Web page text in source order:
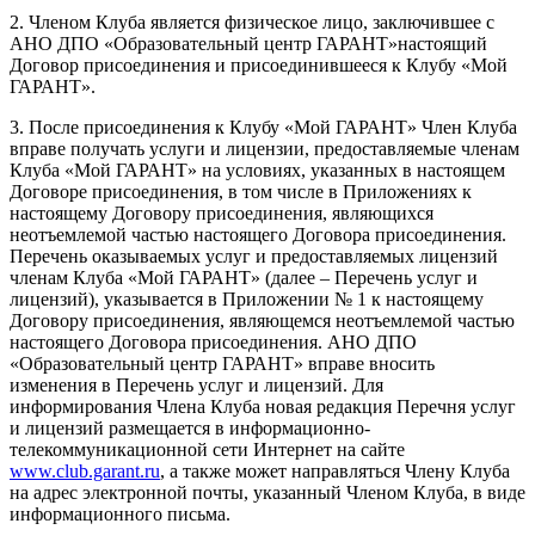
2. Членом Клуба является физическое лицо, заключившее с
АНО ДПО «Образовательный центр ГАРАНТ»настоящий
Договор присоединения и присоединившееся к Клубу «Мой
ГАРАНТ».
3. После присоединения к Клубу «Мой ГАРАНТ» Член Клуба
вправе получать услуги и лицензии, предоставляемые членам
Клуба «Мой ГАРАНТ» на условиях, указанных в настоящем
Договоре присоединения, в том числе в Приложениях к
настоящему Договору присоединения, являющихся
неотъемлемой частью настоящего Договора присоединения.
Перечень оказываемых услуг и предоставляемых лицензий
членам Клуба «Мой ГАРАНТ» (далее – Перечень услуг и
лицензий), указывается в Приложении № 1 к настоящему
Договору присоединения, являющемся неотъемлемой частью
настоящего Договора присоединения. АНО ДПО
«Образовательный центр ГАРАНТ» вправе вносить
изменения в Перечень услуг и лицензий. Для
информирования Члена Клуба новая редакция Перечня услуг
и лицензий размещается в информационно-
телекоммуникационной сети Интернет на сайте
www.club.garant.ru, а также может направляться Члену Клуба
на адрес электронной почты, указанный Членом Клуба, в виде
информационного письма.